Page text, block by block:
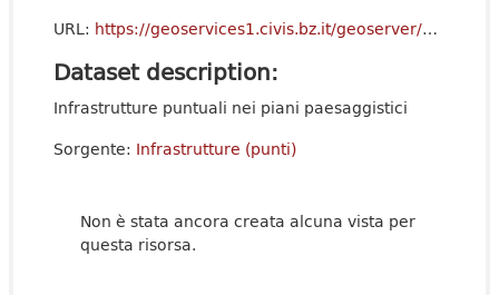
URL: https://geoservices1.civis.bz.it/geoserver/p_bz-TerritorialPlans/ows?service=WFS&version=2.0.0&request=GetCapabilities
Dataset description:
Infrastrutture puntuali nei piani paesaggistici
Sorgente: Infrastrutture (punti)
Non è stata ancora creata alcuna vista per
questa risorsa.